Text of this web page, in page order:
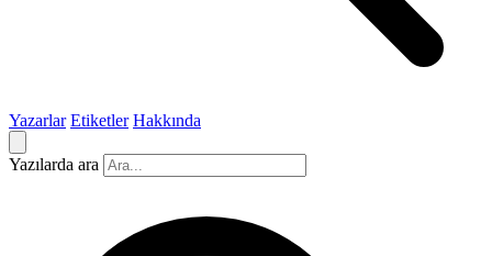
Yazarlar Etiketler Hakkında
Yazılarda ara